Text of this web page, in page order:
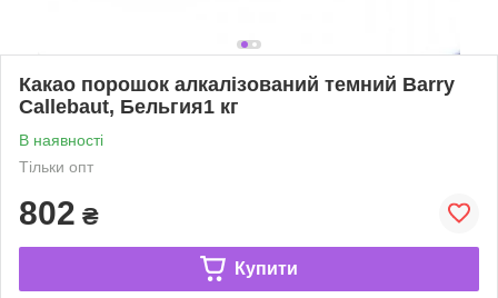
Какао порошок алкалізований темний Barry
Callebaut, Бельгия1 кг
В наявності
Тільки опт
802 ₴
Купити